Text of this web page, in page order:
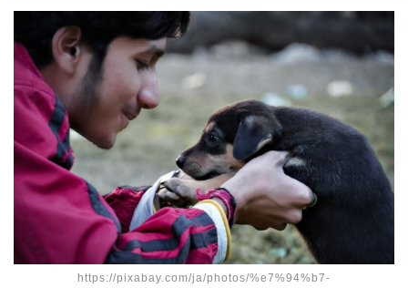
https://pixabay.com/ja/photos/%e7%94%b7-